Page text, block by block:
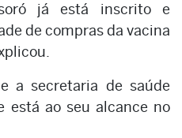
já está inscrito e
de compras da vacina
a secretaria de saúde
está ao seu alcance no